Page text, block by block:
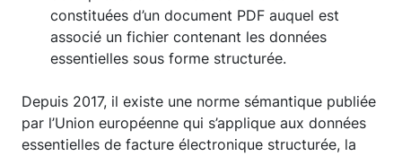
constituées d’un document PDF auquel est
associé un fichier contenant les données
essentielles sous forme structurée.
Depuis 2017, il existe une norme sémantique publiée
par l’Union européenne qui s’applique aux données
essentielles de facture électronique structurée, la